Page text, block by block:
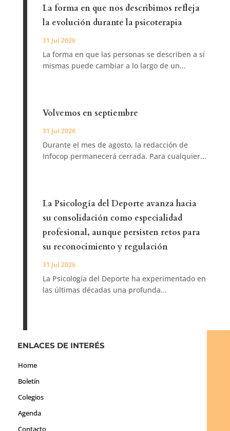
La forma en que nos describimos refleja
la evolución durante la psicoterapia
31 Jul 2026
La forma en que las personas se describen a sí
mismas puede cambiar a lo largo de un...
Volvemos en septiembre
31 Jul 2026
Durante el mes de agosto, la redacción de
Infocop permanecerá cerrada. Para cualquier...
La Psicología del Deporte avanza hacia
su consolidación como especialidad
profesional, aunque persisten retos para
su reconocimiento y regulación
31 Jul 2026
La Psicología del Deporte ha experimentado en
las últimas décadas una profunda...
ENLACES DE INTERÉS
Home
Boletín
Colegios
Agenda
Contacto